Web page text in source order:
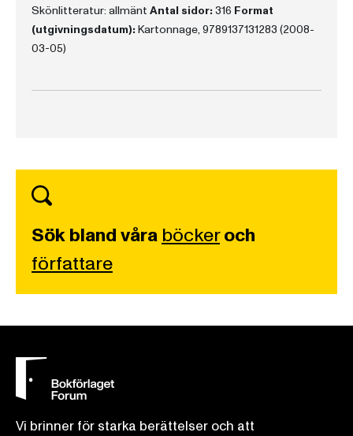
Skönlitteratur: allmänt Antal sidor: 316 Format
(utgivningsdatum): Kartonnage, 9789137131283 (2008-
03-05)
Sök bland våra böckeroch
författare
Vi brinner för starka berättelser och att